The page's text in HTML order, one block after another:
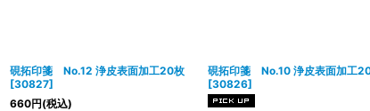
硯拓印箋 No.12 浄皮表面加工20枚
[30827]
660円(税込)
硯拓印箋 No.10 浄皮表面加工
[30826]